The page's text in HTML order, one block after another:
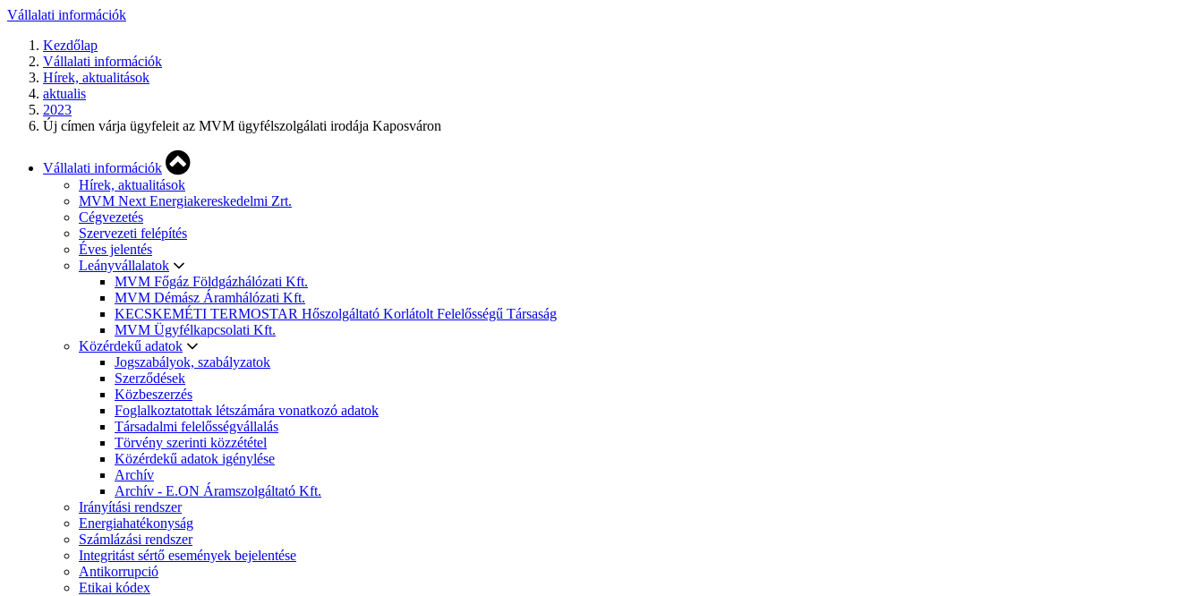
Vállalati információk
Kezdőlap
Vállalati információk
Hírek, aktualitások
aktualis
2023
Új címen várja ügyfeleit az MVM ügyfélszolgálati irodája Kaposváron
Vállalati információk
Hírek, aktualitások
MVM Next Energiakereskedelmi Zrt.
Cégvezetés
Szervezeti felépítés
Éves jelentés
Leányvállalatok
MVM Főgáz Földgázhálózati Kft.
MVM Démász Áramhálózati Kft.
KECSKEMÉTI TERMOSTAR Hőszolgáltató Korlátolt Felelősségű Társaság
MVM Ügyfélkapcsolati Kft.
Közérdekű adatok
Jogszabályok, szabályzatok
Szerződések
Közbeszerzés
Foglalkoztatottak létszámára vonatkozó adatok
Társadalmi felelősségvállalás
Törvény szerinti közzététel
Közérdekű adatok igénylése
Archív
Archív - E.ON Áramszolgáltató Kft.
Irányítási rendszer
Energiahatékonyság
Számlázási rendszer
Integritást sértő események bejelentése
Antikorrupció
Etikai kódex